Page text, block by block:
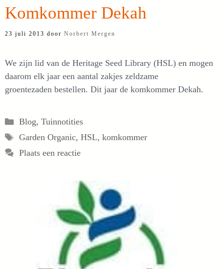
Komkommer Dekah
23 juli 2013 door Norbert Mergen
We zijn lid van de Heritage Seed Library (HSL) en mogen
daarom elk jaar een aantal zakjes zeldzame
groentezaden bestellen. Dit jaar de komkommer Dekah.
Categorieën
Blog, Tuinnotities
Tags
Garden Organic, HSL, komkommer
Plaats een reactie